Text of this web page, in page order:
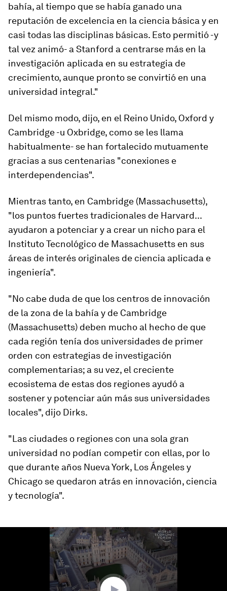
bahía, al tiempo que se había ganado una
reputación de excelencia en la ciencia básica y en
casi todas las disciplinas básicas. Esto permitió -y
tal vez animó- a Stanford a centrarse más en la
investigación aplicada en su estrategia de
crecimiento, aunque pronto se convirtió en una
universidad integral."
Del mismo modo, dijo, en el Reino Unido, Oxford y
Cambridge -u Oxbridge, como se les llama
habitualmente- se han fortalecido mutuamente
gracias a sus centenarias "conexiones e
interdependencias".
Mientras tanto, en Cambridge (Massachusetts),
"los puntos fuertes tradicionales de Harvard...
ayudaron a potenciar y a crear un nicho para el
Instituto Tecnológico de Massachusetts en sus
áreas de interés originales de ciencia aplicada e
ingeniería".
"No cabe duda de que los centros de innovación
de la zona de la bahía y de Cambridge
(Massachusetts) deben mucho al hecho de que
cada región tenía dos universidades de primer
orden con estrategias de investigación
complementarias; a su vez, el creciente
ecosistema de estas dos regiones ayudó a
sostener y potenciar aún más sus universidades
locales", dijo Dirks.
"Las ciudades o regiones con una sola gran
universidad no podían competir con ellas, por lo
que durante años Nueva York, Los Ángeles y
Chicago se quedaron atrás en innovación, ciencia
y tecnología".